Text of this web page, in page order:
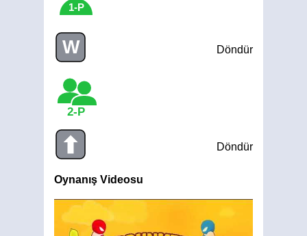
1-P
W Döndür
2-P
Döndür
Oynanış Videosu